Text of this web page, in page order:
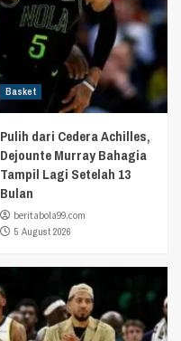
Basket
Pulih dari Cedera Achilles,
Dejounte Murray Bahagia
Tampil Lagi Setelah 13
Bulan
beritabola99.com
5 August 2026